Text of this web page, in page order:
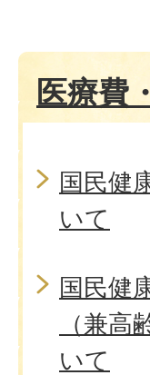
医療費
国民健
いて
国民健
（兼高
いて